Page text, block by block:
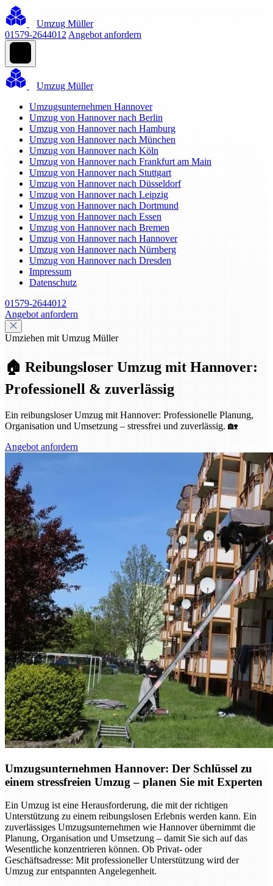
Umzug Müller
01579-2644012 Angebot anfordern
Umzug Müller
Umzugsunternehmen Hannover
Umzug von Hannover nach Berlin
Umzug von Hannover nach Hamburg
Umzug von Hannover nach München
Umzug von Hannover nach Köln
Umzug von Hannover nach Frankfurt am Main
Umzug von Hannover nach Stuttgart
Umzug von Hannover nach Düsseldorf
Umzug von Hannover nach Leipzig
Umzug von Hannover nach Dortmund
Umzug von Hannover nach Essen
Umzug von Hannover nach Bremen
Umzug von Hannover nach Hannover
Umzug von Hannover nach Nürnberg
Umzug von Hannover nach Dresden
Impressum
Datenschutz
01579-2644012
Angebot anfordern
Umziehen mit Umzug Müller
🏠 Reibungsloser Umzug mit Hannover:
Professionell & zuverlässig
Ein reibungsloser Umzug mit Hannover: Professionelle Planung,
Organisation und Umsetzung – stressfrei und zuverlässig. 🏡
Angebot anfordern
Umzugsunternehmen Hannover: Der Schlüssel zu
einem stressfreien Umzug – planen Sie mit Experten
Ein Umzug ist eine Herausforderung, die mit der richtigen
Unterstützung zu einem reibungslosen Erlebnis werden kann. Ein
zuverlässiges Umzugsunternehmen wie Hannover übernimmt die
Planung, Organisation und Umsetzung – damit Sie sich auf das
Wesentliche konzentrieren können. Ob Privat- oder
Geschäftsadresse: Mit professioneller Unterstützung wird der
Umzug zur entspannten Angelegenheit.